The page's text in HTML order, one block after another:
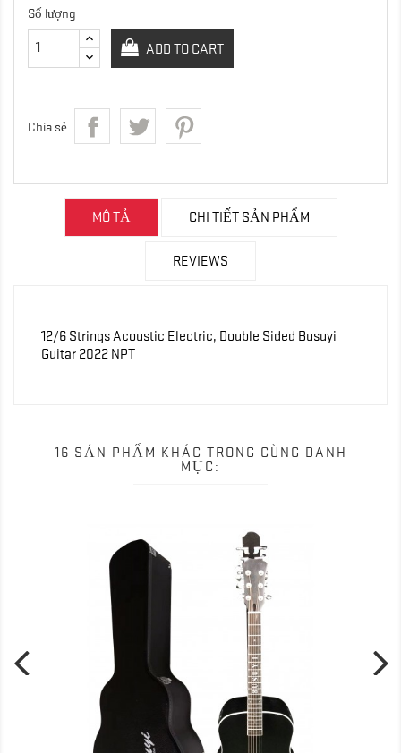
Số lượng
ADD TO CART
Chia sẻ
MÔ TẢ CHI TIẾT SẢN PHẨM
REVIEWS
12/6 Strings Acoustic Electric, Double Sided Busuyi
Guitar 2022 NPT
16 SẢN PHẨM KHÁC TRONG CÙNG DANH
MỤC: